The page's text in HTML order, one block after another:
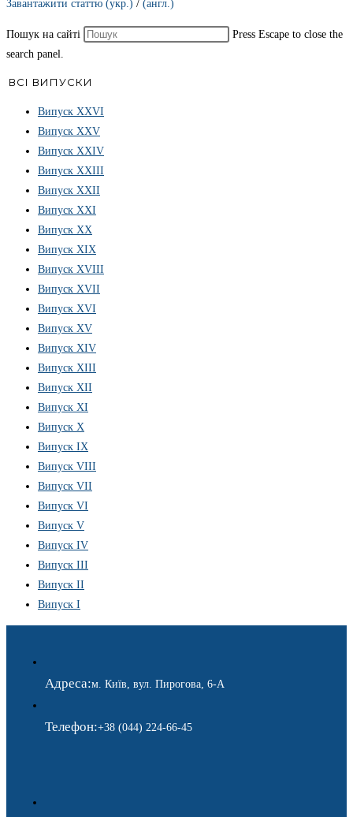
Завантажити статтю (укр.) / (англ.)
Пошук на сайті
Press Escape to close the
search panel.
ВСІ ВИПУСКИ
Випуск ХХVІ
Випуск XXV
Випуск XXIV
Випуск XXIII
Випуск XXII
Випуск XXI
Випуск XX
Випуск XIX
Випуск XVIII
Випуск XVII
Випуск XVI
Випуск XV
Випуск XIV
Випуск XIII
Випуск XII
Випуск XI
Випуск X
Випуск IX
Випуск VIII
Випуск VII
Випуск VI
Випуск V
Випуск IV
Випуск III
Випуск II
Випуск I
Адреса:м. Київ, вул. Пирогова, 6-А
Телефон:+38 (044) 224-66-45